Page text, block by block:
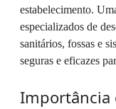
estabelecimento.
especializados de
sanitários, fossas e
seguras e eficazes
Importância